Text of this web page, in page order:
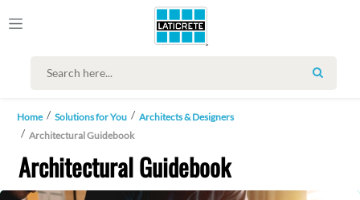
Home Solutions for You
Architects & Designers
Architectural Guidebook
Architectural Guidebook